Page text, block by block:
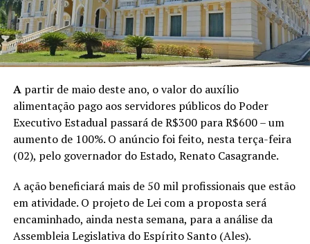
Apartir de maio deste ano, o valor do auxílio
alimentação pago aos servidores públicos do Poder
Executivo Estadual passará de R$300 para R$600 – um
aumento de 100%. O anúncio foi feito, nesta terça-feira
(02), pelo governador do Estado, Renato Casagrande.
A ação beneficiará mais de 50 mil profissionais que estão
em atividade. O projeto de Lei com a proposta será
encaminhado, ainda nesta semana, para a análise da
Assembleia Legislativa do Espírito Santo (Ales).